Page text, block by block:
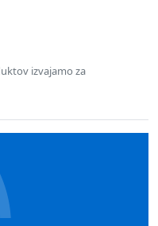
izvajamo za